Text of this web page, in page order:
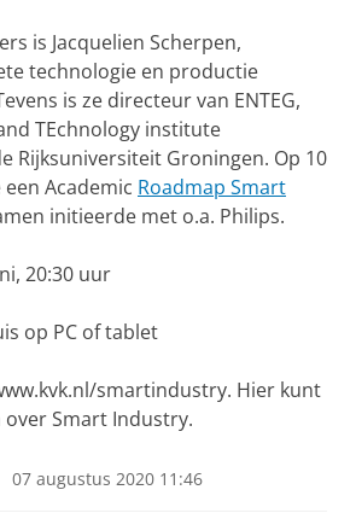
is Jacquelien Scherpen,
technologie en productie
is ze directeur van ENTEG,
TEchnology institute
Rijksuniversiteit Groningen. Op 10
Academic Roadmap Smart
initieerde met o.a. Philips.
20:30 uur
op PC of tablet
smartindustry. Hier kunt
Smart Industry.
07 augustus 2020 11:46